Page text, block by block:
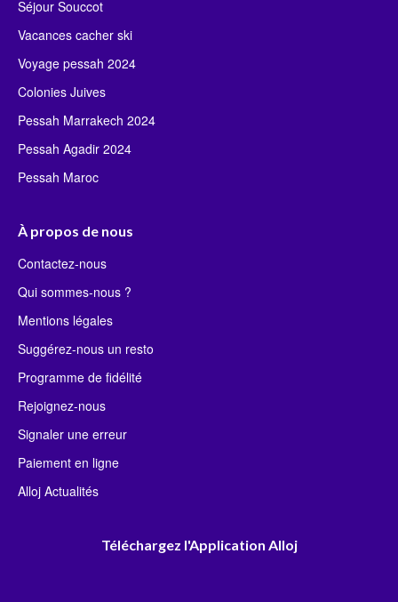
Séjour Souccot
Vacances cacher ski
Voyage pessah 2024
Colonies Juives
Pessah Marrakech 2024
Pessah Agadir 2024
Pessah Maroc
À propos de nous
Contactez-nous
Qui sommes-nous ?
Mentions légales
Suggérez-nous un resto
Programme de fidélité
Rejoignez-nous
Signaler une erreur
Paiement en ligne
Alloj Actualités
Téléchargez l'Application Alloj